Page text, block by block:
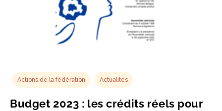
Actions de la fédération Actualités
Budget 2023 : les crédits réels pour